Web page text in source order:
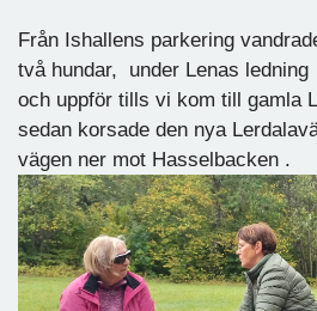
Från Ishallens parkering
två hundar, under Lenas
och uppför tills vi kom till gamla
sedan korsade den nya
vägen ner mot Hasselbacken .